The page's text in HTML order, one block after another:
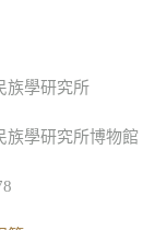
族學研究所
族學研究所博物館